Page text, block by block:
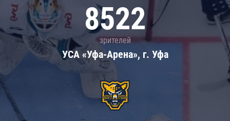
8522
зрителей
УСА «Уфа-Арена», г. Уфа